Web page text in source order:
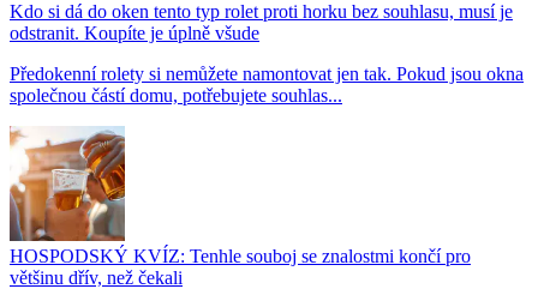
Kdo si dá do oken tento typ rolet proti horku bez souhlasu, musí je
odstranit. Koupíte je úplně všude
Předokenní rolety si nemůžete namontovat jen tak. Pokud jsou okna
společnou částí domu, potřebujete souhlas...
HOSPODSKÝ KVÍZ: Tenhle souboj se znalostmi končí pro
většinu dřív, než čekali